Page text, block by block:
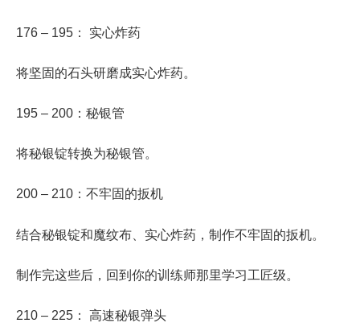
176 – 195： 实心炸药
将坚固的石头研磨成实心炸药。
195 – 200：秘银管
将秘银锭转换为秘银管。
200 – 210：不牢固的扳机
结合秘银锭和魔纹布、实心炸药，制作不牢固的扳机。
制作完这些后，回到你的训练师那里学习工匠级。
210 – 225： 高速秘银弹头